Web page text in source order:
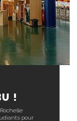
!
pour